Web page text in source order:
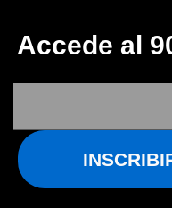
Accede al